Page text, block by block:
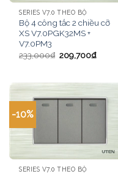
SERIES V7.0 THEO BỘ
Bộ 4 công tắc 2 chiều cỡ
XS V7.0PGK32MS +
V7.0PM3
233,000₫ 209,700₫
-10%
SERIES V7.0 THEO BỘ